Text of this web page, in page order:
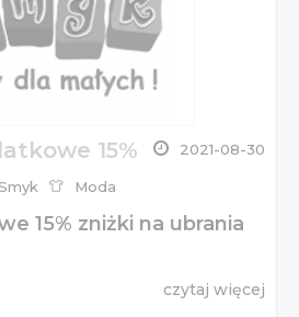
15% 2021-08-30
Smyk Moda
15% zniżki na ubrania
czytaj więcej